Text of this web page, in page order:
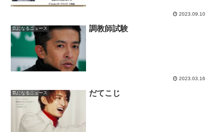
2023.09.10
気になるニュース 調教師試験
2023.03.16
気になるニュース だてこじ